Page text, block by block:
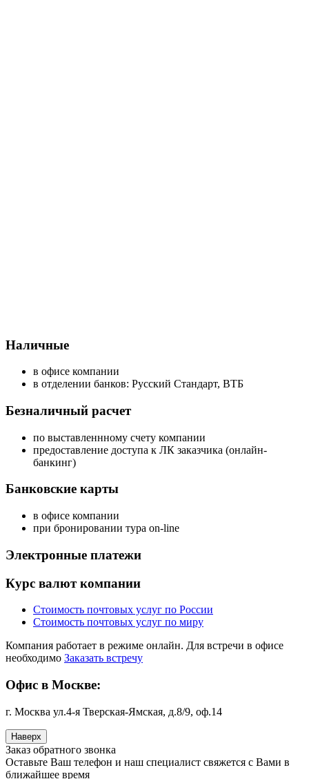
Наличные
в офисе компании
в отделении банков: Русский Стандарт, ВТБ
Безналичный расчет
по выставленнному счету компании
предоставление доступа к ЛК заказчика (онлайн-
банкинг)
Банковские карты
в офисе компании
при бронировании тура on-line
Электронные платежи
Курс валют компании
Стоимость почтовых услуг по России
Стоимость почтовых услуг по миру
Компания работает в режиме онлайн. Для встречи в офисе
необходимо Заказать встречу
Офис в Москве:
г. Москва ул.4-я Тверская-Ямская, д.8/9, оф.14
Наверх
Заказ обратного звонка
Оставьте Ваш телефон и наш специалист свяжется с Вами в
ближайшее время